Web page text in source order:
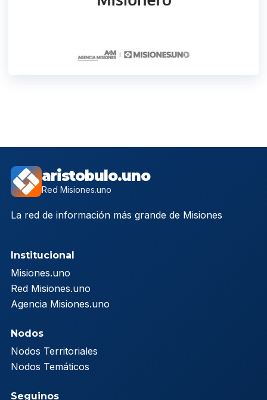
aristobulo.uno
Red Misiones.uno
La red de información más grande de Misiones
Institucional
Misiones.uno
Red Misiones.uno
Agencia Misiones.uno
Nodos
Nodos Territoriales
Nodos Temáticos
Seguinos